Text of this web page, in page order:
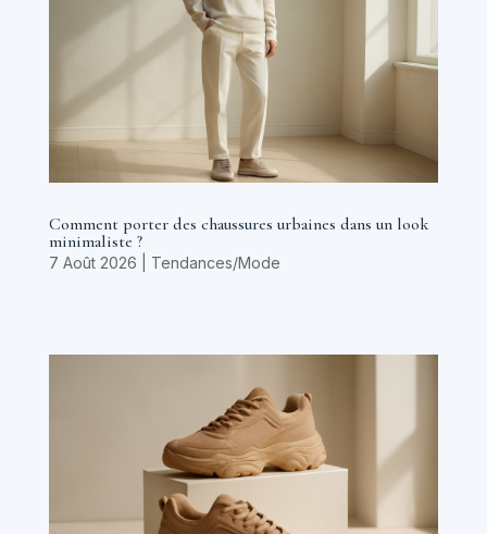
Comment porter des chaussures urbaines dans un look
minimaliste ?
7 Août 2026 Tendances/Mode